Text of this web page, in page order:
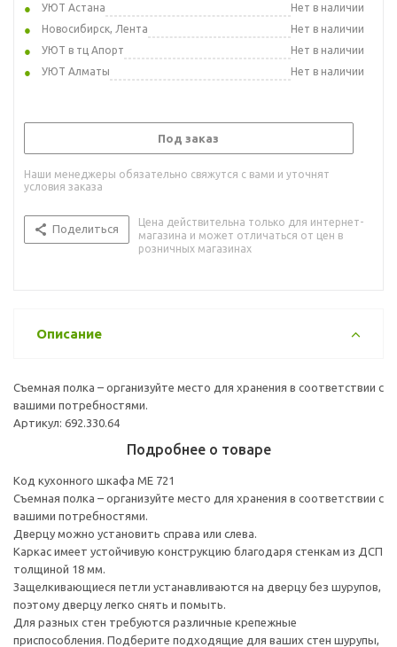
УЮТ Астана
Нет в наличии
Новосибирск, Лента
Нет в наличии
УЮТ в тц Апорт
Нет в наличии
УЮТ Алматы
Нет в наличии
Под заказ
Наши менеджеры обязательно свяжутся с вами и уточнят
условия заказа
Поделиться
Цена действительна только для интернет-
магазина и может отличаться от цен в
розничных магазинах
Описание
Съемная полка – организуйте место для хранения в соответствии с
вашими потребностями.
Артикул: 692.330.64
Подробнее о товаре
Код кухонного шкафа ME 721
Съемная полка – организуйте место для хранения в соответствии с
вашими потребностями.
Дверцу можно установить справа или слева.
Каркас имеет устойчивую конструкцию благодаря стенкам из ДСП
толщиной 18 мм.
Защелкивающиеся петли устанавливаются на дверцу без шурупов,
поэтому дверцу легко снять и помыть.
Для разных стен требуются различные крепежные
приспособления. Подберите подходящие для ваших стен шурупы,